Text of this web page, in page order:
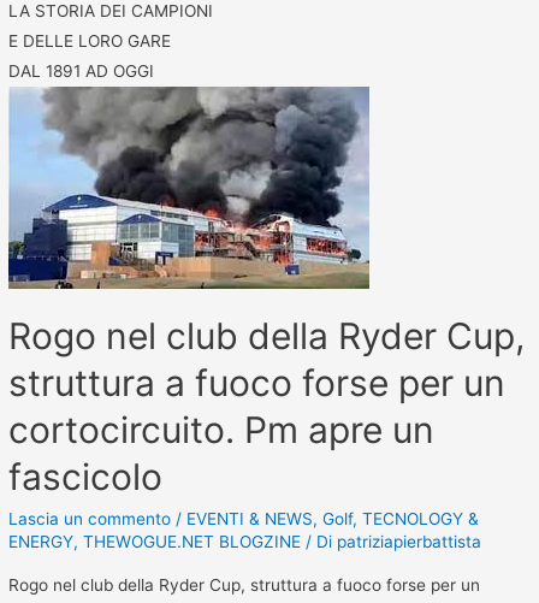
LA STORIA DEI CAMPIONI
E DELLE LORO GARE
DAL 1891 AD OGGI
Rogo nel club della Ryder Cup,
struttura a fuoco forse per un
cortocircuito. Pm apre un
fascicolo
Lascia un commento / EVENTI & NEWS,Golf,TECNOLOGY &
ENERGY,THEWOGUE.NET BLOGZINE / Di patriziapierbattista
Rogo nel club della Ryder Cup, struttura a fuoco forse per un